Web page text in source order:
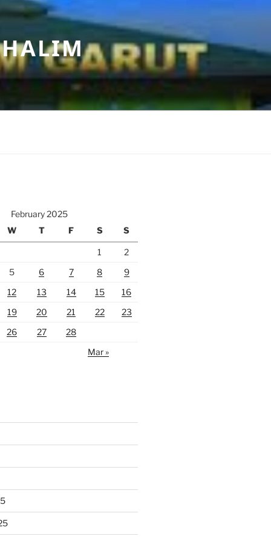
HALIM
February 2025
W T F S S
1
2
5 6 7 8
9
12 13 14 15
16
19 20 21 22
23
26 27
28
Mar »